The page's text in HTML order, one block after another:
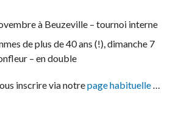
à Beuzeville – tournoi interne
de plus de 40 ans (!), dimanche 7
– en double
inscrire via notrepage habituelle…